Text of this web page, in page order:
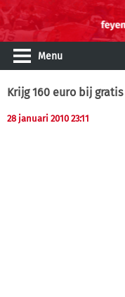
Menu
Krijg 160 euro bij
28 januari 2010 23:11